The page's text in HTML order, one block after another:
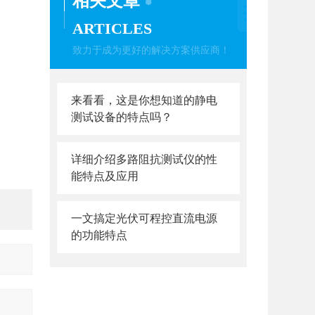
ARTICLES
致力于成为更好的解决方案供应商！
来看看，这是你想知道的静电
测试设备的特点吗？
详细介绍多路阻抗测试仪的性
能特点及应用
一文搞定光伏可程控直流电源
的功能特点